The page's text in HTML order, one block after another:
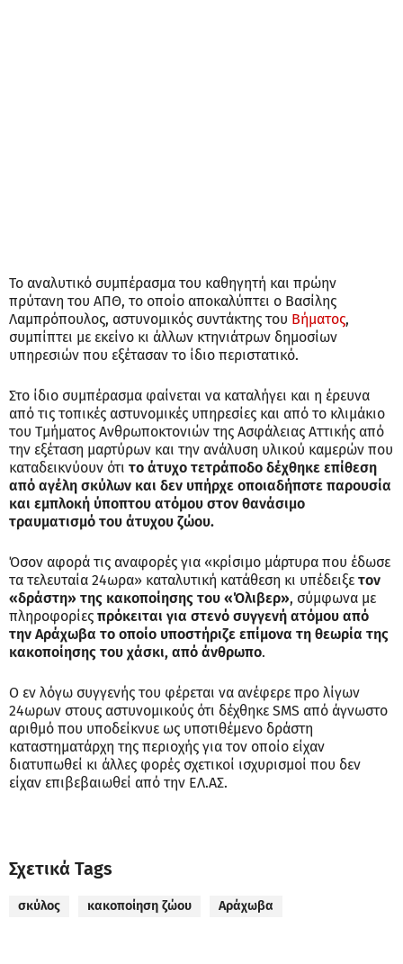
Το αναλυτικό συμπέρασμα του καθηγητή και πρώην
πρύτανη του ΑΠΘ, το οποίο αποκαλύπτει ο Βασίλης
Λαμπρόπουλος, αστυνομικός συντάκτης του Βήματος,
συμπίπτει με εκείνο κι άλλων κτηνιάτρων δημοσίων
υπηρεσιών που εξέτασαν το ίδιο περιστατικό.
Στο ίδιο συμπέρασμα φαίνεται να καταλήγει και η έρευνα
από τις τοπικές αστυνομικές υπηρεσίες και από το κλιμάκιο
του Τμήματος Ανθρωποκτονιών της Ασφάλειας Αττικής από
την εξέταση μαρτύρων και την ανάλυση υλικού καμερών που
καταδεικνύουν ότι το άτυχο τετράποδο δέχθηκε επίθεση
από αγέλη σκύλων και δεν υπήρχε οποιαδήποτε παρουσία
και εμπλοκή ύποπτου ατόμου στον θανάσιμο
τραυματισμό του άτυχου ζώου.
Όσον αφορά τις αναφορές για «κρίσιμο μάρτυρα που έδωσε
τα τελευταία 24ωρα» καταλυτική κατάθεση κι υπέδειξε τον
«δράστη» της κακοποίησης του «Όλιβερ», σύμφωνα με
πληροφορίες πρόκειται για στενό συγγενή ατόμου από
την Αράχωβα το οποίο υποστήριζε επίμονα τη θεωρία της
κακοποίησης του χάσκι, από άνθρωπο.
Ο εν λόγω συγγενής του φέρεται να ανέφερε προ λίγων
24ωρων στους αστυνομικούς ότι δέχθηκε SMS από άγνωστο
αριθμό που υποδείκνυε ως υποτιθέμενο δράστη
καταστηματάρχη της περιοχής για τον οποίο είχαν
διατυπωθεί κι άλλες φορές σχετικοί ισχυρισμοί που δεν
είχαν επιβεβαιωθεί από την ΕΛ.ΑΣ.
Σχετικά Tags
σκύλος κακοποίηση ζώου Αράχωβα